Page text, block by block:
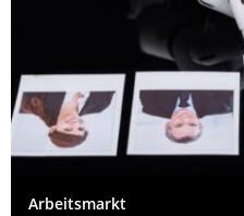
Arbeitsmarkt